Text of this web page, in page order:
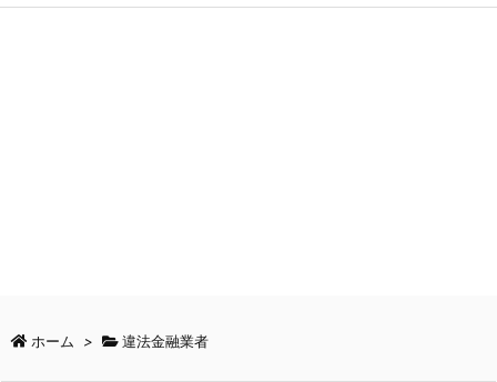
ホーム > 違法金融業者